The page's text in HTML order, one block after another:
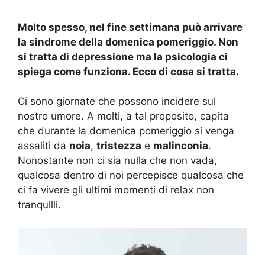
Molto spesso, nel fine settimana può arrivare
la sindrome della domenica pomeriggio. Non
si tratta di depressione ma la psicologia ci
spiega come funziona. Ecco di cosa si tratta.
Ci sono giornate che possono incidere sul
nostro umore. A molti, a tal proposito, capita
che durante la domenica pomeriggio si venga
assaliti da noia, tristezza e malinconia.
Nonostante non ci sia nulla che non vada,
qualcosa dentro di noi percepisce qualcosa che
ci fa vivere gli ultimi momenti di relax non
tranquilli.